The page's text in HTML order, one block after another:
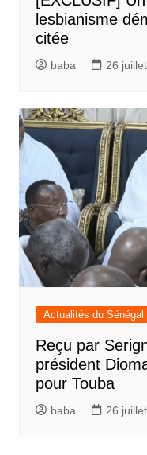
lesbianisme
citée
baba 26
Actualités du Sénégal
Reçu par
président
pour Touba
baba 26